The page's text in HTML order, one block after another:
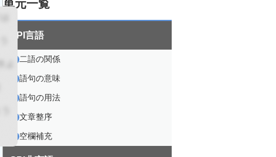
単元一覧
SPI言語
二語の関係
語句の意味
語句の用法
文章整序
空欄補充